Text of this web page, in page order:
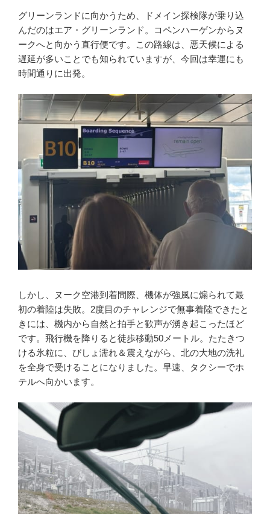
グリーンランドに向かうため、ドメイン探検隊が乗り込
んだのはエア・グリーンランド。コペンハーゲンからヌ
ークへと向かう直行便です。この路線は、悪天候による
遅延が多いことでも知られていますが、今回は幸運にも
時間通りに出発。
しかし、ヌーク空港到着間際、機体が強風に煽られて最
初の着陸は失敗。2度目のチャレンジで無事着陸できたと
きには、機内から自然と拍手と歓声が湧き起こったほど
です。飛行機を降りると徒歩移動50メートル。たたきつ
ける氷粒に、びしょ濡れ＆震えながら、北の大地の洗礼
を全身で受けることになりました。早速、タクシーでホ
テルへ向かいます。